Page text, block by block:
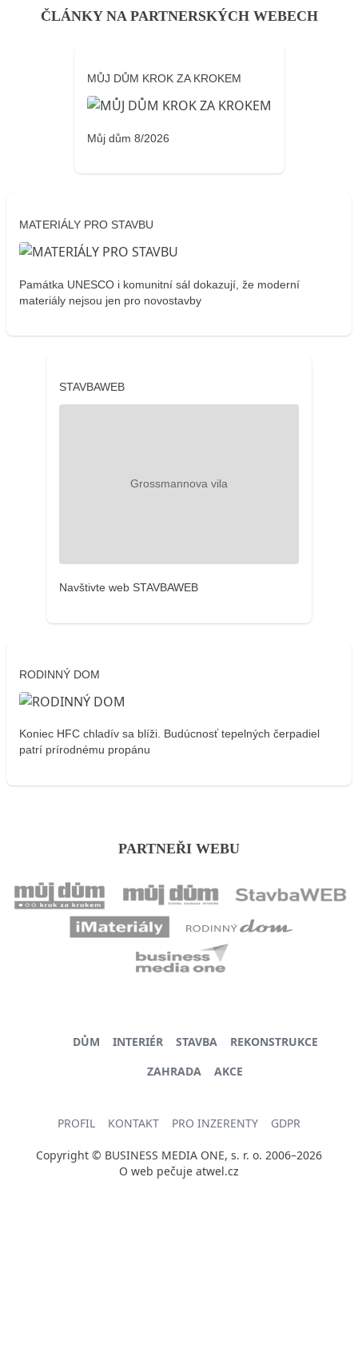
ČLÁNKY NA PARTNERSKÝCH WEBECH
MŮJ DŮM KROK ZA KROKEM
Můj dům 8/2026
MATERIÁLY PRO STAVBU
Památka UNESCO i komunitní sál dokazují, že moderní
materiály nejsou jen pro novostavby
STAVBAWEB
Navštivte web STAVBAWEB
RODINNÝ DOM
Koniec HFC chladív sa blíži. Budúcnosť tepelných čerpadiel
patrí prírodnému propánu
PARTNEŘI WEBU
DŮM INTERIÉR STAVBA
REKONSTRUKCE
ZAHRADA
AKCE
PROFIL KONTAKT PRO INZERENTY GDPR
Copyright © BUSINESS MEDIA ONE, s. r. o. 2006–2026